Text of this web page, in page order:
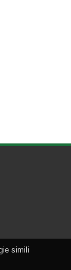
simili